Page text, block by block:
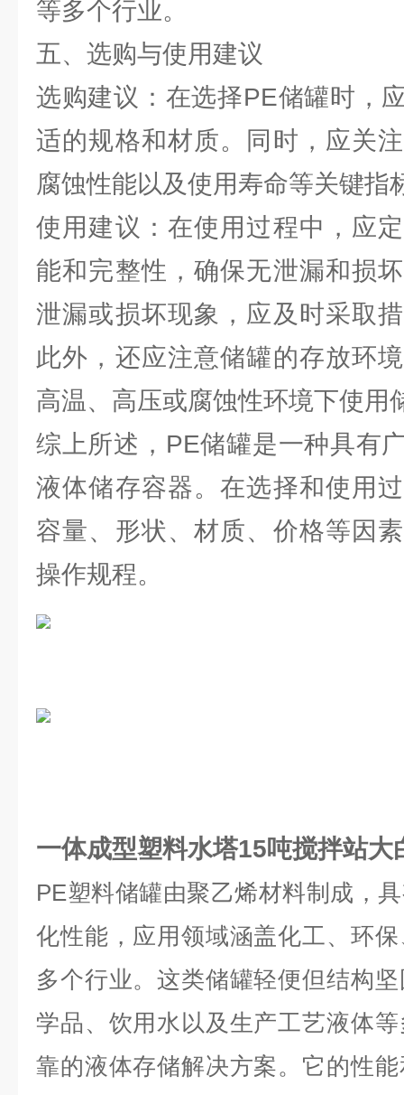
等多个行业。
五、选购与使用建议
选购建议：在选择PE储罐时，
适的规格和材质。同时，应关
腐蚀性能以及使用寿命等关键指
使用建议：在使用过程中，应
能和完整性，确保无泄漏和损
泄漏或损坏现象，应及时采取
此外，还应注意储罐的存放环
高温、高压或腐蚀性环境下使用
综上所述，PE储罐是一种具有
液体储存容器。在选择和使用
容量、形状、材质、价格等因
操作规程。
一体成型塑料水塔15吨搅拌站大
PE塑料储罐由聚乙烯材料制成，
化性能，应用领域涵盖化工、环
多个行业。这类储罐轻便但结构
学品、饮用水以及生产工艺液体
靠的液体存储解决方案。它的性